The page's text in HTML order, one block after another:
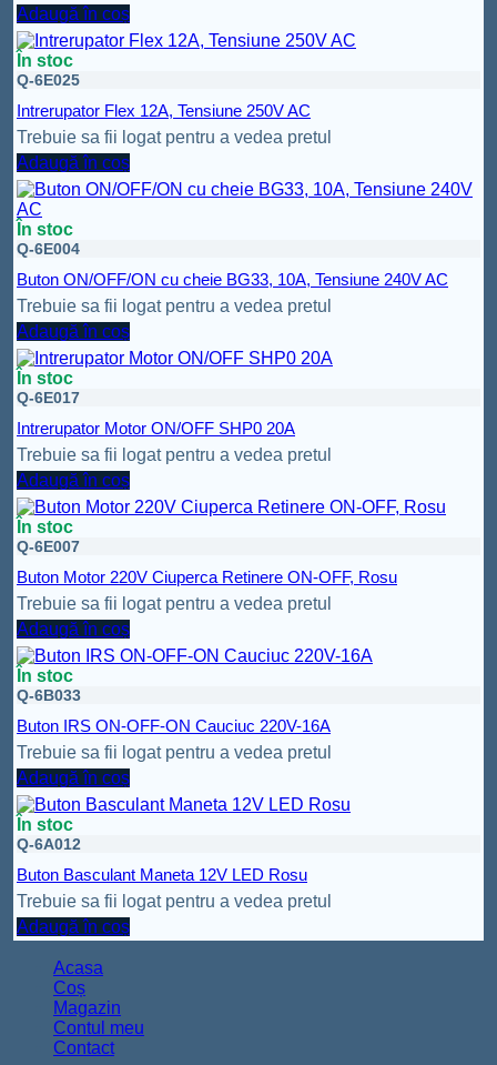
Adaugă în coș
În stoc
Q-6E025
Intrerupator Flex 12A, Tensiune 250V AC
Trebuie sa fii logat pentru a vedea pretul
Adaugă în coș
În stoc
Q-6E004
Buton ON/OFF/ON cu cheie BG33, 10A, Tensiune 240V AC
Trebuie sa fii logat pentru a vedea pretul
Adaugă în coș
În stoc
Q-6E017
Intrerupator Motor ON/OFF SHP0 20A
Trebuie sa fii logat pentru a vedea pretul
Adaugă în coș
În stoc
Q-6E007
Buton Motor 220V Ciuperca Retinere ON-OFF, Rosu
Trebuie sa fii logat pentru a vedea pretul
Adaugă în coș
În stoc
Q-6B033
Buton IRS ON-OFF-ON Cauciuc 220V-16A
Trebuie sa fii logat pentru a vedea pretul
Adaugă în coș
În stoc
Q-6A012
Buton Basculant Maneta 12V LED Rosu
Trebuie sa fii logat pentru a vedea pretul
Adaugă în coș
Acasa
Coș
Magazin
Contul meu
Contact